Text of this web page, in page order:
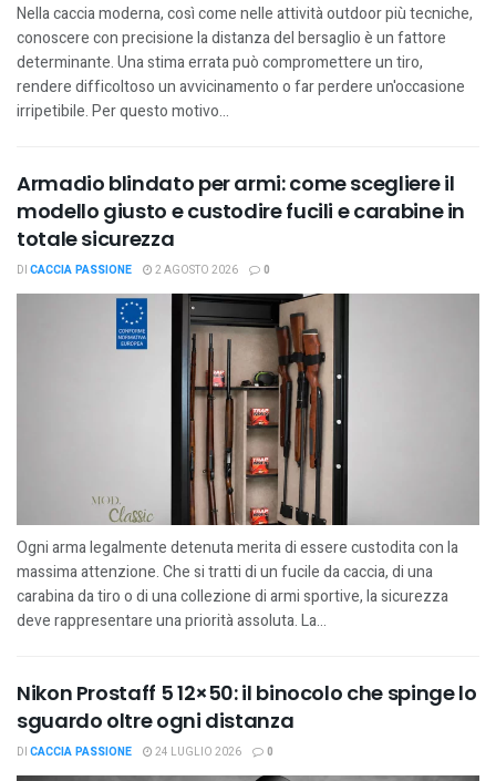
Nella caccia moderna, così come nelle attività outdoor più tecniche,
conoscere con precisione la distanza del bersaglio è un fattore
determinante. Una stima errata può compromettere un tiro,
rendere difficoltoso un avvicinamento o far perdere un'occasione
irripetibile. Per questo motivo...
Armadio blindato per armi: come scegliere il
modello giusto e custodire fucili e carabine in
totale sicurezza
DI CACCIA PASSIONE 2 AGOSTO 2026 0
Ogni arma legalmente detenuta merita di essere custodita con la
massima attenzione. Che si tratti di un fucile da caccia, di una
carabina da tiro o di una collezione di armi sportive, la sicurezza
deve rappresentare una priorità assoluta. La...
Nikon Prostaff 5 12×50: il binocolo che spinge lo
sguardo oltre ogni distanza
DI CACCIA PASSIONE 24 LUGLIO 2026 0